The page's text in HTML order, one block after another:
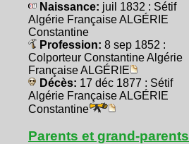
Naissance: juil 1832 : Sétif
Algérie Française ALGÉRIE
Constantine
Profession: 8 sep 1852 :
Colporteur Constantine Algérie
Française ALGÉRIE
Décès: 17 déc 1877 : Sétif
Algérie Française ALGÉRIE
Constantine
Parents et grand-parents